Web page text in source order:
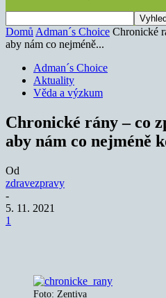
Domů Adman´s Choice Chronické
aby nám co nejméně...
Adman´s Choice
Aktuality
Věda a výzkum
Chronické rány – co
aby nám co nejméně
Od
zdravezpravy
-
5. 11. 2021
1
Foto: Zentiva